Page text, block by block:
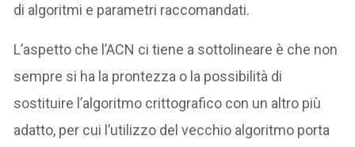
di algoritmi e parametri raccomandati.
L’aspetto che l’ACN ci tiene a sottolineare è che non
sempre si ha la prontezza o la possibilità di
sostituire l’algoritmo crittografico con un altro più
adatto, per cui l’utilizzo del vecchio algoritmo porta